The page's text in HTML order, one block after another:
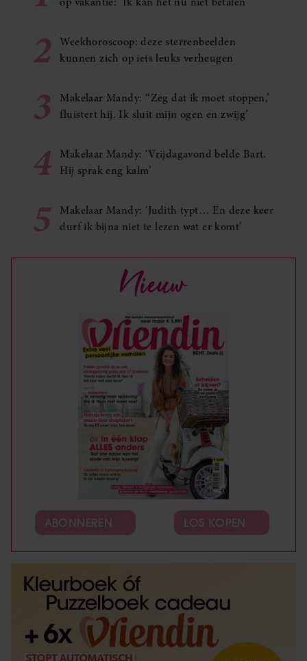
2
Weekhoroscoop: deze sterrenbeelden
kunnen zich op iets leuks verheugen
3
Makelaar Mandy: ‘‘Zeg dat ik moet stoppen,’
fluistert hij. Ik sluit mijn ogen en zwijg’
4
Makelaar Mandy: ‘Vrijdagavond belde Bart.
Hij sprak eng kalm’
5
Makelaar Mandy: ‘Judith typt… En deze keer
durf ik bijna niet te lezen wat er komt’
Nieuw
ABONNEREN LOS KOPEN